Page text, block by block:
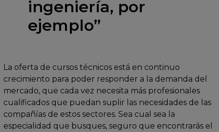
ingeniería, por
ejemplo”
La oferta de cursos técnicos está en continuo
crecimiento para poder responder a la demanda del
mercado, que cada vez necesita más profesionales
cualificados que puedan suplir las necesidades de las
compañías de estos sectores. Sea cual sea la
especialidad que busques, seguro que encontrarás el